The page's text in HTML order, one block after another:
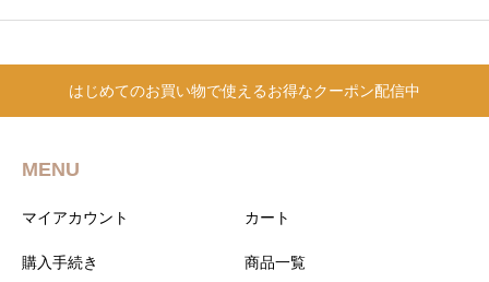
いち早くお届けするため、「VITAMAX公式通販サイト」の公式
信予定です：新商品のご案内
はじめてのお買い物で使えるお得なクーポン配信中
MENU
マイアカウント カート
購入手続き 商品一覧